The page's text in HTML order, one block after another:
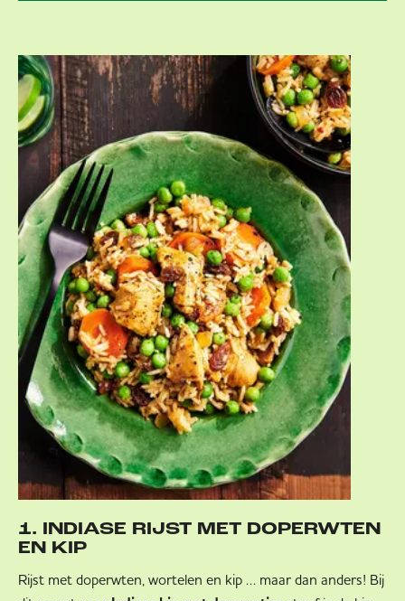
1. INDIASE RIJST MET DOPERWTEN
EN KIP
Rijst met doperwten, wortelen en kip … maar dan anders! Bij